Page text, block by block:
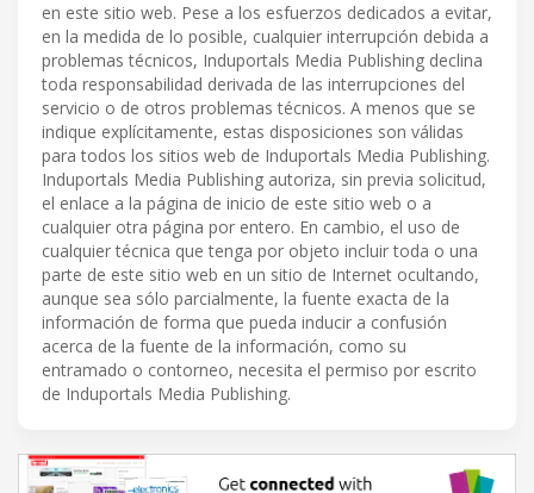
en este sitio web. Pese a los esfuerzos dedicados a evitar,
en la medida de lo posible, cualquier interrupción debida a
problemas técnicos, Induportals Media Publishing declina
toda responsabilidad derivada de las interrupciones del
servicio o de otros problemas técnicos. A menos que se
indique explícitamente, estas disposiciones son válidas
para todos los sitios web de Induportals Media Publishing.
Induportals Media Publishing autoriza, sin previa solicitud,
el enlace a la página de inicio de este sitio web o a
cualquier otra página por entero. En cambio, el uso de
cualquier técnica que tenga por objeto incluir toda o una
parte de este sitio web en un sitio de Internet ocultando,
aunque sea sólo parcialmente, la fuente exacta de la
información de forma que pueda inducir a confusión
acerca de la fuente de la información, como su
entramado o contorneo, necesita el permiso por escrito
de Induportals Media Publishing.